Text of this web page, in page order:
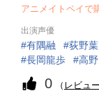
アニメイトペイで
出演声優
有隅融 荻野葉
長岡龍歩
高
0 （ レビュ